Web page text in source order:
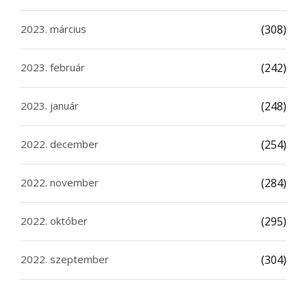
2023. március (308)
2023. február (242)
2023. január (248)
2022. december (254)
2022. november (284)
2022. október (295)
2022. szeptember (304)